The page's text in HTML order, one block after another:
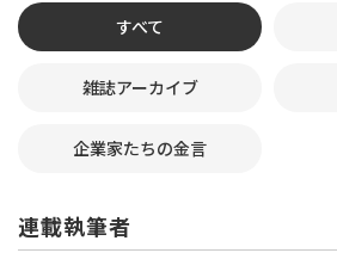
すべて
雑誌アーカイブ
企業家たちの金言
連載執筆者